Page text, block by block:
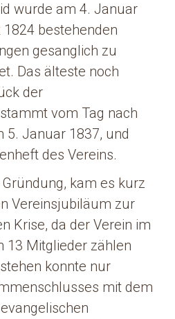
wurde am 4. Januar
bestehenden
gesanglich zu
Das älteste noch
der
vom Tag nach
5. Januar 1837, und
des Vereins.
kam es kurz
Vereinsjubiläum zur
Krise, da der Verein im
13 Mitglieder zählen
konnte nur
mit dem